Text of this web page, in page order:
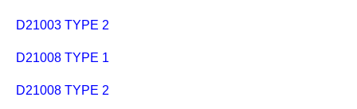
D21003 TYPE 2
D21008 TYPE 1
D21008 TYPE 2